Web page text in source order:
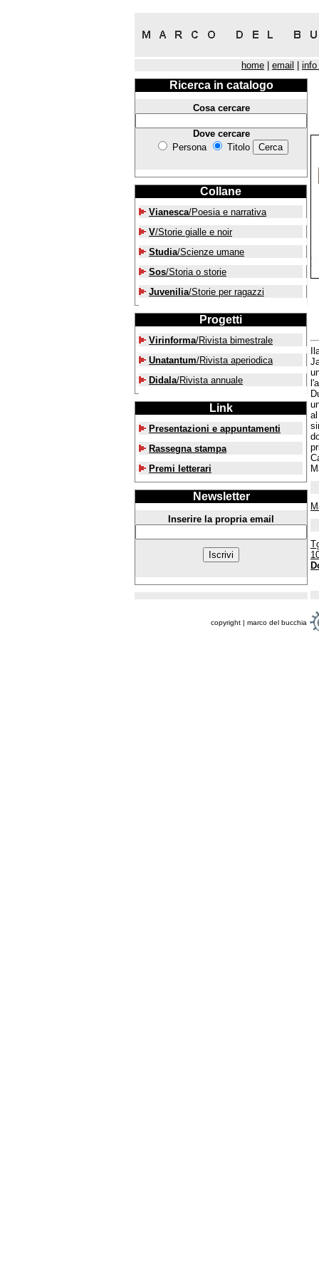
home email info
Ricerca in catalogo
Cosa cercare
Dove cercare
Persona
Titolo
Collane
Vianesca/Poesia e narrativa
V/Storie gialle e noir
Studia/Scienze umane
Sos/Storia o storie
Juvenilia/Storie per ragazzi
Progetti
Virinforma/Rivista bimestrale
Unatantum/Rivista aperiodica
Didala/Rivista annuale
Link
Presentazioni e appuntamenti
Rassegna stampa
Premi letterari
Newsletter
Inserire la propria email
copyright | marco del bucchia